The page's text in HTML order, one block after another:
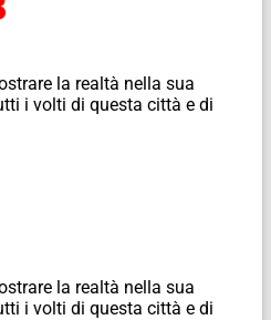
la realtà nella sua
i volti di questa città e di
la realtà nella sua
i volti di questa città e di